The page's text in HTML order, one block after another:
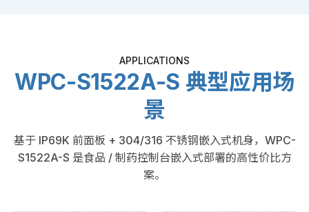
APPLICATIONS
WPC-S1522A-S 典型应用场
景
基于 IP69K 前面板 + 304/316 不锈钢嵌入式机身，WPC-
S1522A-S 是食品 / 制药控制台嵌入式部署的高性价比方
案。